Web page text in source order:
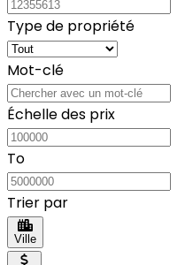
Type de propriété
Mot-clé
Échelle des prix
To
Trier par
Ville